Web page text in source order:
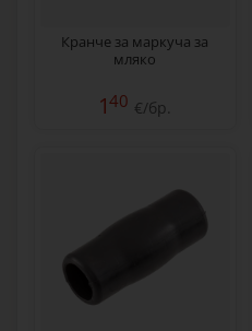
Кранче за маркуча за
мляко
140 €/бр.